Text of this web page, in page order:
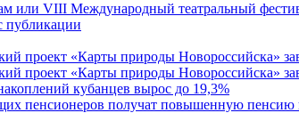
или VIII Международный театральный
публикации
проект «Карты природы Новороссийска»
проект «Карты природы Новороссийска»
кубанцев вырос до 19,3%
пенсионеров получат повышенную пенсию